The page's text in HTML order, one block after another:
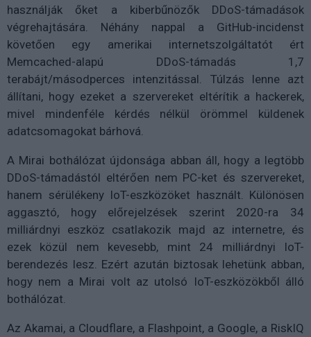
használják őket a kiberbűnözők DDoS-támadások
végrehajtására. Néhány nappal a GitHub-incidenst
követően egy amerikai internetszolgáltatót ért
Memcached-alapú DDoS-támadás 1,7
terabájt/másodperces intenzitással. Túlzás lenne azt
állítani, hogy ezeket a szervereket eltérítik a hackerek,
mivel mindenféle kérdés nélkül örömmel küldenek
adatcsomagokat bárhová.
A Mirai bothálózat újdonsága abban áll, hogy a legtöbb
DDoS-támadástól eltérően nem PC-ket és szervereket,
hanem sérülékeny IoT-eszközöket használt. Különösen
aggasztó, hogy előrejelzések szerint 2020-ra 34
milliárdnyi eszköz csatlakozik majd az internetre, és
ezek közül nem kevesebb, mint 24 milliárdnyi IoT-
berendezés lesz. Ezért azután biztosak lehetünk abban,
hogy nem a Mirai volt az utolsó IoT-eszközökből álló
bothálózat.
Az Akamai, a Cloudflare, a Flashpoint, a Google, a RiskIQ